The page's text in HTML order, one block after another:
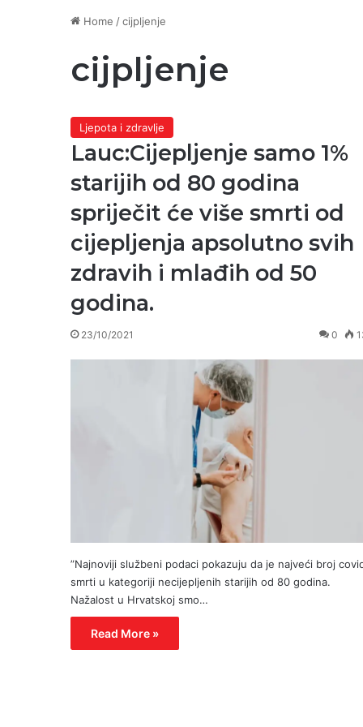
Home /cijpljenje
cijpljenje
Ljepota i zdravlje
Lauc:Cijepljenje samo 1%
starijih od 80 godina
spriječit će više smrti od
cijepljenja apsolutno svih
zdravih i mlađih od 50
godina.
23/10/2021 0
”Najnoviji službeni podaci pokazuju da je najveći broj
smrti u kategoriji necijepljenih starijih od 80 godina.
Nažalost u Hrvatskoj smo…
Read More »